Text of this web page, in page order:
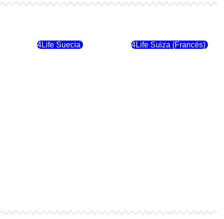
4Life Suecia 4Life Suiza (Francés)